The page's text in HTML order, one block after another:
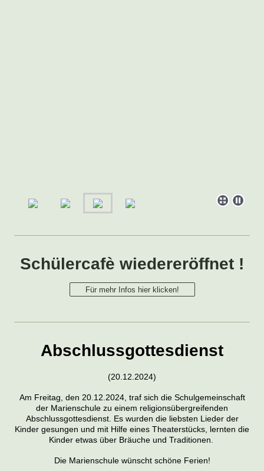
Schülercafè wiedereröffnet !
Für mehr Infos hier klicken!
Abschlussgottesdienst
(20.12.2024)
Am Freitag, den 20.12.2024, traf sich die Schulgemeinschaft
der Marienschule zu einem religionsübergreifenden
Abschlussgottesdienst. Es wurden die liebsten Lieder der
Kinder gesungen und mit Hilfe eines Theaterstücks, lernten die
Kinder etwas über Bräuche und Traditionen.
Die Marienschule wünscht schöne Ferien!